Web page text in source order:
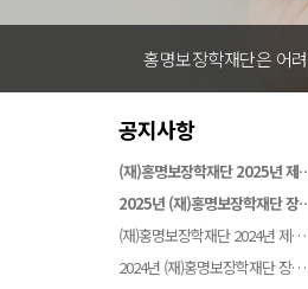
홍명보장학재단은 어
공지사항
(재)홍명보장학재단 2025년 제
2025년 (재)홍명보장학재단 장
(재)홍명보장학재단 2024년 제…
2024년 (재)홍명보장학재단 장…